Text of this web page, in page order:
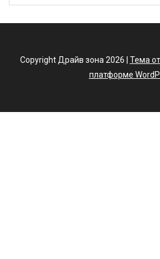
Copyright Драйв зона 2026 | Тема
платформе